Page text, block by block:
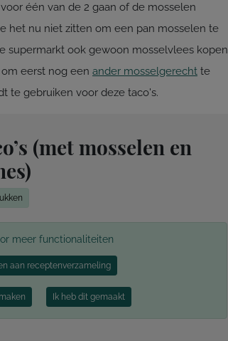
één van de 2 gaan of de mosselen
het nu niet zitten om een pan mosselen te
supermarkt ook gewoon mosselvlees kopen
eerst nog een ander mosselgerecht te
te gebruiken voor deze taco's.
(met mosselen en
meer functionaliteiten
aan receptenverzameling
Ik heb dit gemaakt